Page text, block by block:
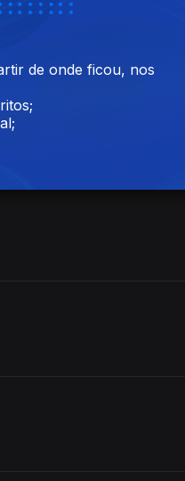
de onde ficou, nos